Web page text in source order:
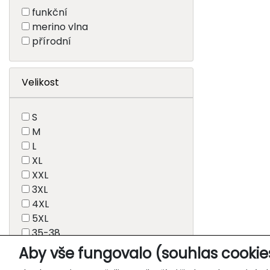
Aby vše fungovalo (souhlas
funkční
merino vlna
přírodní
Velikost
S
M
L
XL
XXL
3XL
4XL
5XL
35-38
39-41
42-44